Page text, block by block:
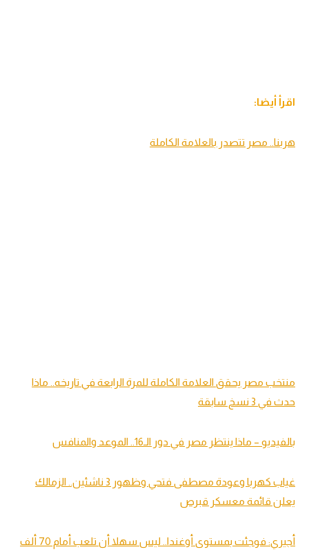
اقرأ أيضا:
هربنا.. مصر تتصدر بالعلامة الكاملة
منتخب مصر يحقق العلامة الكاملة للمرة الرابعة في تاريخه.. ماذا
حدث في 3 نسخ سابقة
بالفيديو – ماذا ينتظر مصر في دور الـ16.. الموعد والمنافس
غياب كهربا وعودة مصطفى فتحي وظهور 3 ناشئين.. الزمالك
يعلن قائمة معسكر قبرص
أجيري: فوجئت بمستوى أوغندا.. ليس سهلا أن تلعب أمام 70 ألف